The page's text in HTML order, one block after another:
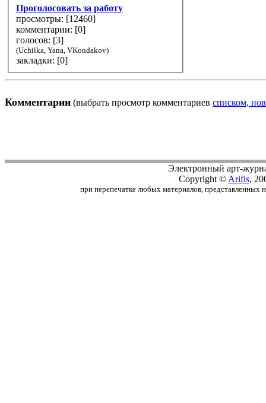
Проголосовать за работу
просмотры: [12460]
комментарии: [0]
голосов: [3]
(Uchilka, Yana, VKondakov)
закладки: [0]
Комментарии (выбрать просмотр комментариев списком,
Электронный арт-
Copyright © Arifis,
при перепечатке любых материалов, представленных